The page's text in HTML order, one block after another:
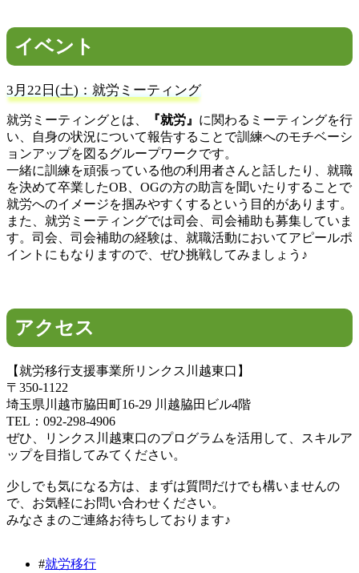
イベント
3月22日(土)：就労ミーティング
就労ミーティングとは、 『就労』 に関わるミーティングを行
い、自身の状況について報告することで訓練へのモチベーシ
ョンアップを図るグループワークです。
一緒に訓練を頑張っている他の利用者さんと話したり、就職
を決めて卒業したOB、OGの方の助言を聞いたりすることで
就労へのイメージを掴みやすくするという目的があります。
また、就労ミーティングでは司会、司会補助も募集していま
す。司会、司会補助の経験は、就職活動においてアピールポ
イントにもなりますので、ぜひ挑戦してみましょう♪
アクセス
【就労移行支援事業所リンクス川越東口】
〒350-1122
埼玉県川越市脇田町16-29 川越脇田ビル4階
TEL：092-298-4906
ぜひ、リンクス川越東口のプログラムを活用して、スキルア
ップを目指してみてください。
少しでも気になる方は、まずは質問だけでも構いませんの
で、お気軽にお問い合わせください。
みなさまのご連絡お待ちしております♪
#就労移行